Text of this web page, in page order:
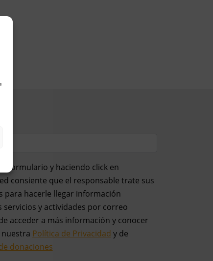
el formulario y haciendo click en
consiente que el responsable trate sus
para hacerle llegar información
servicios y actividades por correo
acceder a más información y conocer
Política de Privacidad y de
donaciones